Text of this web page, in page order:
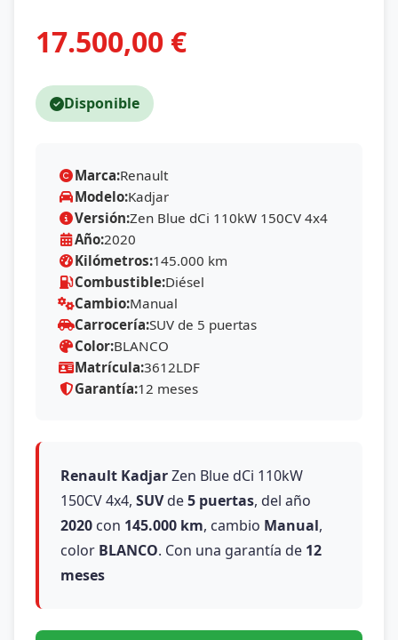
17.500,00 €
Disponible
Marca:Renault
Modelo:Kadjar
Versión:Zen Blue dCi 110kW 150CV 4x4
Año:2020
Kilómetros:145.000 km
Combustible:Diésel
Cambio:Manual
Carrocería:SUV de 5 puertas
Color:BLANCO
Matrícula:3612LDF
Garantía:12 meses
Renault KadjarZen Blue dCi 110kW
150CV 4x4, SUVde5 puertas, del año
2020 con 145.000 km, cambio Manual,
color BLANCO. Con una garantía de 12
meses